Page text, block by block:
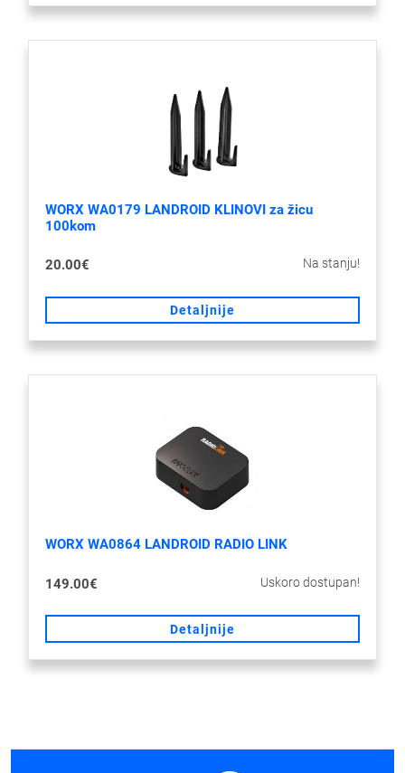
WORX WA0179 LANDROID KLINOVI za žicu
100kom
20.00€ Na stanju!
Detaljnije
WORX WA0864 LANDROID RADIO LINK
149.00€ Uskoro dostupan!
Detaljnije